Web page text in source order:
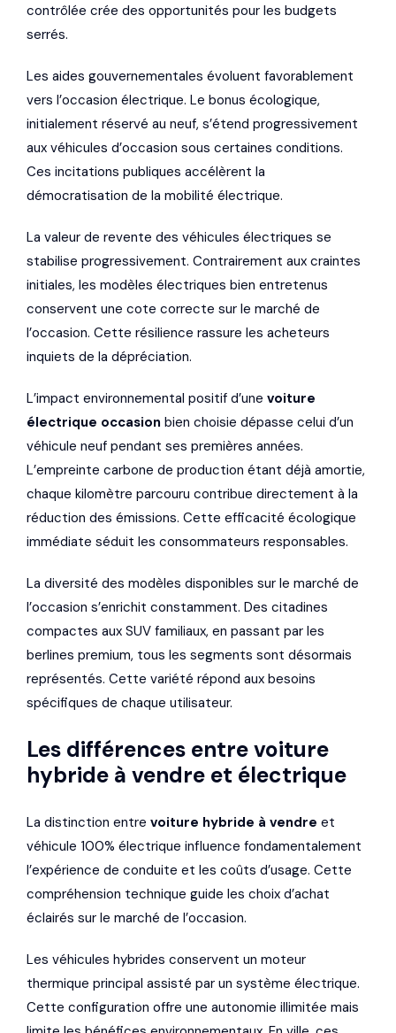
contrôlée crée des opportunités pour les budgets
serrés.
Les aides gouvernementales évoluent favorablement
vers l’occasion électrique. Le bonus écologique,
initialement réservé au neuf, s’étend progressivement
aux véhicules d’occasion sous certaines conditions.
Ces incitations publiques accélèrent la
démocratisation de la mobilité électrique.
La valeur de revente des véhicules électriques se
stabilise progressivement. Contrairement aux craintes
initiales, les modèles électriques bien entretenus
conservent une cote correcte sur le marché de
l’occasion. Cette résilience rassure les acheteurs
inquiets de la dépréciation.
L’impact environnemental positif d’une voiture
électrique occasion bien choisie dépasse celui d’un
véhicule neuf pendant ses premières années.
L’empreinte carbone de production étant déjà amortie,
chaque kilomètre parcouru contribue directement à la
réduction des émissions. Cette efficacité écologique
immédiate séduit les consommateurs responsables.
La diversité des modèles disponibles sur le marché de
l’occasion s’enrichit constamment. Des citadines
compactes aux SUV familiaux, en passant par les
berlines premium, tous les segments sont désormais
représentés. Cette variété répond aux besoins
spécifiques de chaque utilisateur.
Les différences entre voiture
hybride à vendre et électrique
La distinction entre voiture hybride à vendre et
véhicule 100% électrique influence fondamentalement
l’expérience de conduite et les coûts d’usage. Cette
compréhension technique guide les choix d’achat
éclairés sur le marché de l’occasion.
Les véhicules hybrides conservent un moteur
thermique principal assisté par un système électrique.
Cette configuration offre une autonomie illimitée mais